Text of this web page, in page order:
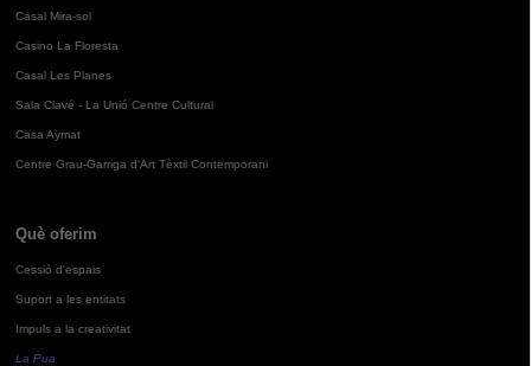
Casal Mira-sol
Casino La Floresta
Casal Les Planes
Sala Clavé - La Unió Centre Cultural
Casa Aymat
Centre Grau-Garriga d'Art Tèxtil Contemporani
Què oferim
Cessió d'espais
Suport a les entitats
Impuls a la creativitat
La Pua